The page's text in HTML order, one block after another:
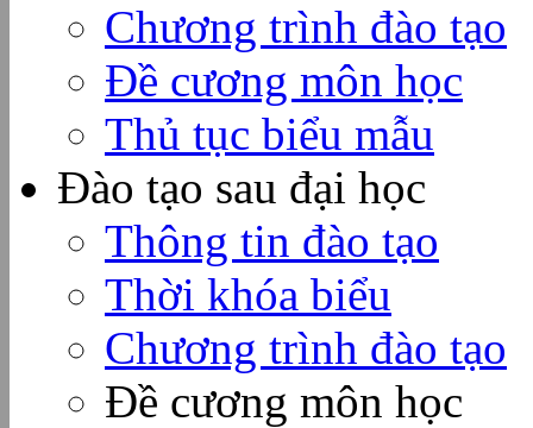
Chương trình đào tạo
Đề cương môn học
Thủ tục biểu mẫu
Đào tạo sau đại học
Thông tin đào tạo
Thời khóa biểu
Chương trình đào tạo
Đề cương môn học